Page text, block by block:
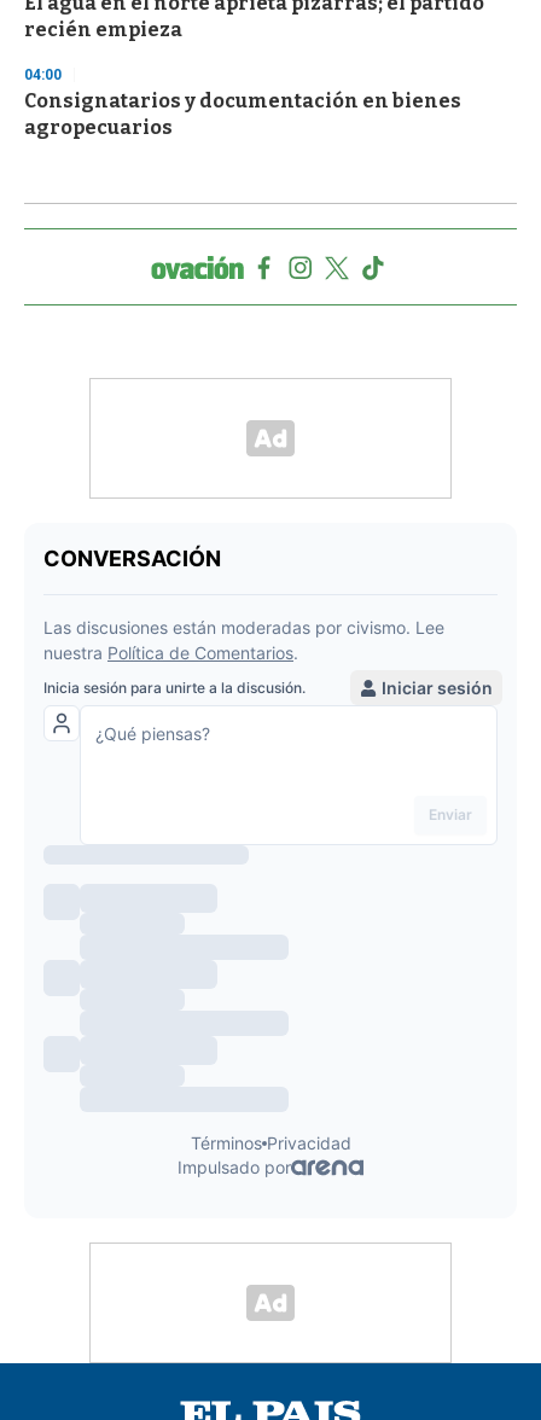
recién empieza
04:00
Consignatarios y documentación en bienes
agropecuarios